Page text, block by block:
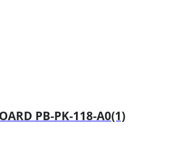
PB-PK-118-A0(1)